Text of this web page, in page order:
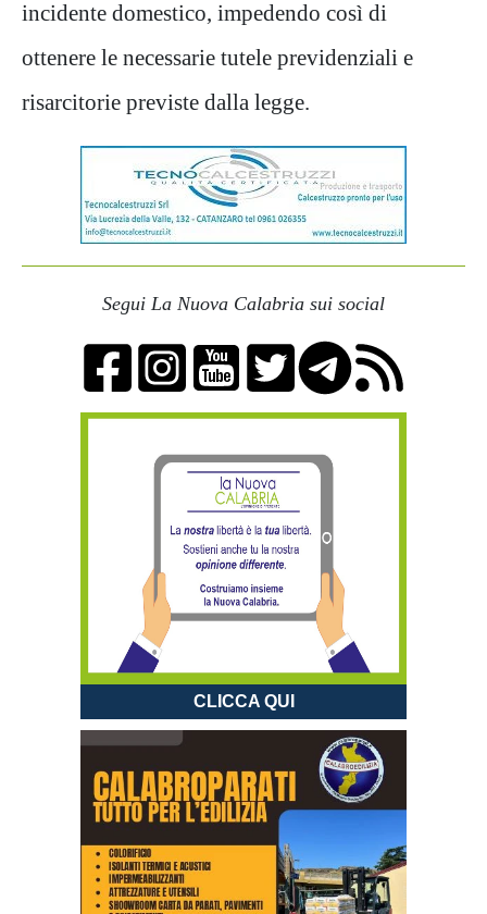
incidente domestico, impedendo così di
ottenere le necessarie tutele previdenziali e
risarcitorie previste dalla legge.
Segui La Nuova Calabria sui social
CLICCA QUI